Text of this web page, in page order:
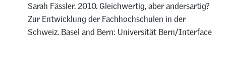
Sarah Fässler. 2010. Gleichwertig, aber andersartig?
Zur Entwicklung der Fachhochschulen in der
Schweiz. Basel and Bern: Universität Bern/Interface